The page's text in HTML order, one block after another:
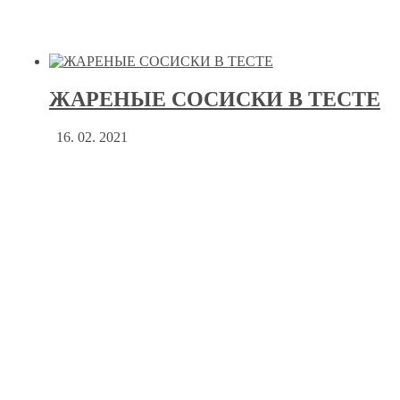
ЖАРЕНЫЕ СОСИСКИ В ТЕСТЕ
16. 02. 2021